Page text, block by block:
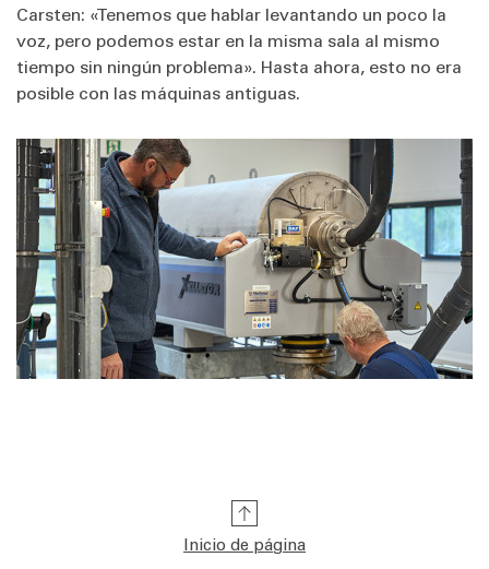
Carsten: «Tenemos que hablar levantando un poco la
voz, pero podemos estar en la misma sala al mismo
tiempo sin ningún problema». Hasta ahora, esto no era
posible con las máquinas antiguas.
Inicio de página